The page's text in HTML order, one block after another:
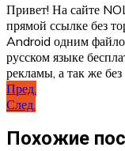
Привет! На сайте
прямой ссылке без
Android одним
русском языке
рекламы, а так же без
Навигация
по
записям
Пред.
След.
Похожие